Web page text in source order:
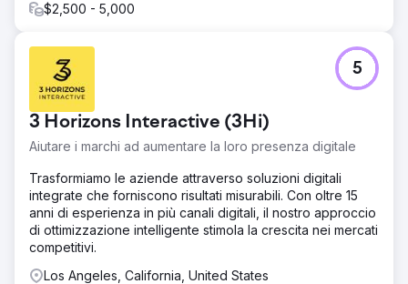
$2,500 - 5,000
3 Horizons Interactive (3Hi)
Aiutare i marchi ad aumentare la loro presenza digitale
5
Trasformiamo le aziende attraverso soluzioni digitali
integrate che forniscono risultati misurabili. Con oltre 15
anni di esperienza in più canali digitali, il nostro approccio
di ottimizzazione intelligente stimola la crescita nei mercati
competitivi.
Los Angeles, California, United States